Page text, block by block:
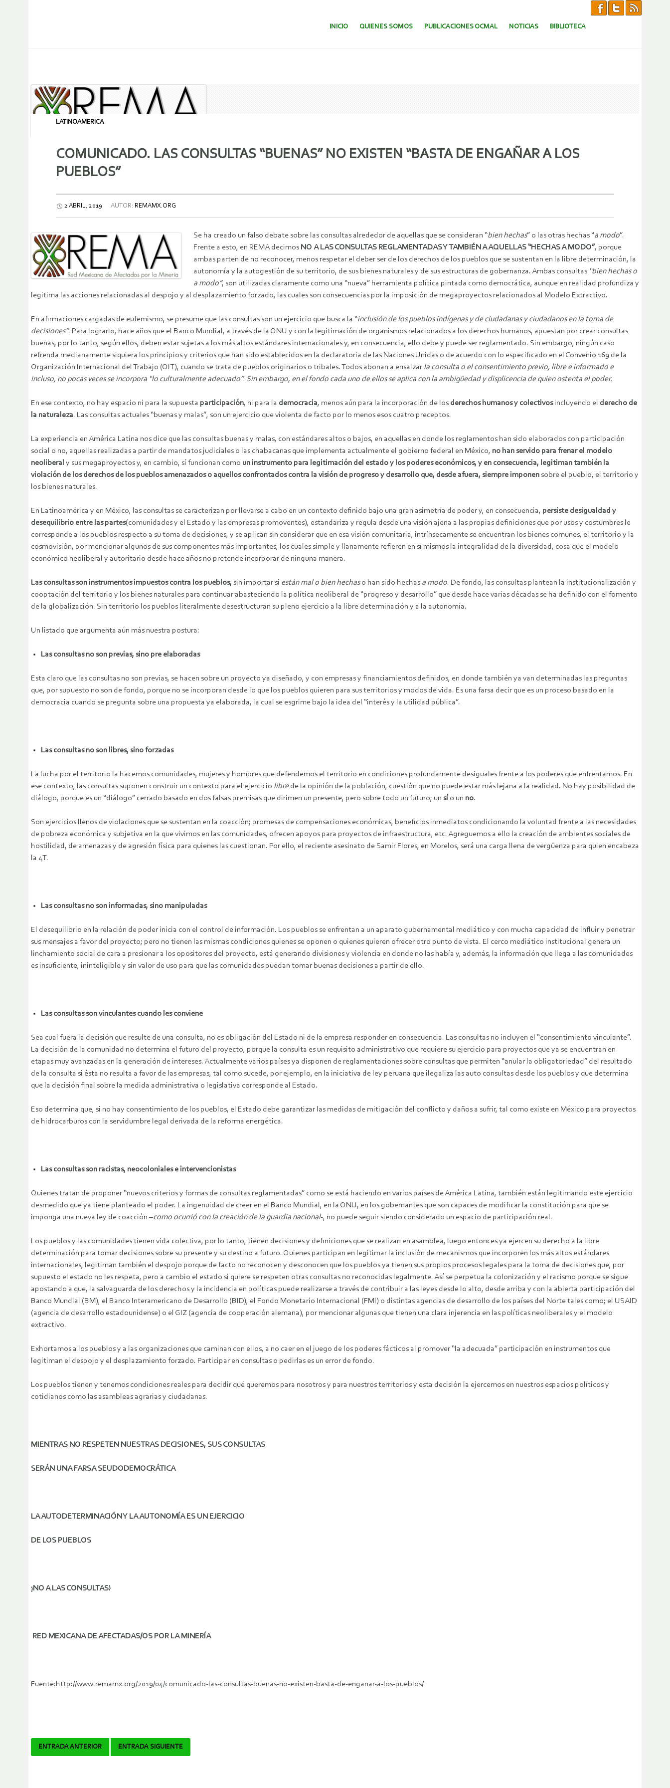
SALTAR AL CONTENIDO.
INICIO QUIENES SOMOS PUBLICACIONES OCMAL NOTICIAS BIBLIOTECA
LATINOAMERICA
COMUNICADO. LAS CONSULTAS “BUENAS” NO EXISTEN “BASTA DE ENGAÑAR A LOS
PUEBLOS”
2 ABRIL, 2019 AUTOR: REMAMX.ORG
Se ha creado un falso debate sobre las consultas alrededor de aquellas que se consideran “bien hechas” o las otras hechas “a modo”.
Frente a esto, en REMA decimos NO A LAS CONSULTAS REGLAMENTADAS Y TAMBIÉN A AQUELLAS “HECHAS A MODO”, porque
ambas parten de no reconocer, menos respetar el deber ser de los derechos de los pueblos que se sustentan en la libre determinación, la
autonomía y la autogestión de su territorio, de sus bienes naturales y de sus estructuras de gobernanza. Ambas consultas “bien hechas o
a modo”, son utilizadas claramente como una “nueva” herramienta política pintada como democrática, aunque en realidad profundiza y
legitima las acciones relacionadas al despojo y al desplazamiento forzado, las cuales son consecuencias por la imposición de megaproyectos relacionados al Modelo Extractivo.
En afirmaciones cargadas de eufemismo, se presume que las consultas son un ejercicio que busca la “inclusión de los pueblos indígenas y de ciudadanas y ciudadanos en la toma de
decisiones”. Para lograrlo, hace años que el Banco Mundial, a través de la ONU y con la legitimación de organismos relacionados a los derechos humanos, apuestan por crear consultas
buenas, por lo tanto, según ellos, deben estar sujetas a los más altos estándares internacionales y, en consecuencia, ello debe y puede ser reglamentado. Sin embargo, ningún caso
refrenda medianamente siquiera los principios y criterios que han sido establecidos en la declaratoria de las Naciones Unidas o de acuerdo con lo especificado en el Convenio 169 de la
Organización Internacional del Trabajo (OIT), cuando se trata de pueblos originarios o tribales. Todos abonan a ensalzar la consulta o el consentimiento previo, libre e informado e
incluso, no pocas veces se incorpora “lo culturalmente adecuado”. Sin embargo, en el fondo cada uno de ellos se aplica con la ambigüedad y displicencia de quien ostenta el poder.
En ese contexto, no hay espacio ni para la supuesta participación, ni para la democracia, menos aún para la incorporación de los derechos humanos y colectivosincluyendo el derecho de
la naturaleza. Las consultas actuales “buenas y malas”, son un ejercicio que violenta de facto por lo menos esos cuatro preceptos.
La experiencia en América Latina nos dice que las consultas buenas y malas, con estándares altos o bajos, en aquellas en donde los reglamentos han sido elaborados con participación
social o no, aquellas realizadas a partir de mandatos judiciales o las chabacanas que implementa actualmente el gobierno federal en México, no han servido para frenar el modelo
neoliberal y sus megaproyectos y, en cambio, sí funcionan como un instrumento para legitimación del estado y los poderes económicos, y en consecuencia, legitiman también la
violación de los derechos de los pueblos amenazados o aquellos confrontados contra la visión de progreso y desarrollo que, desde afuera, siempre imponen sobre el pueblo, el territorio y
los bienes naturales.
En Latinoamérica y en México, las consultas se caracterizan por llevarse a cabo en un contexto definido bajo una gran asimetría de poder y, en consecuencia, persiste desigualdad y
desequilibrio entre las partes(comunidades y el Estado y las empresas promoventes), estandariza y regula desde una visión ajena a las propias definiciones que por usos y costumbres le
corresponde a los pueblos respecto a su toma de decisiones, y se aplican sin considerar que en esa visión comunitaria, intrínsecamente se encuentran los bienes comunes, el territorio y la
cosmovisión, por mencionar algunos de sus componentes más importantes, los cuales simple y llanamente refieren en sí mismos la integralidad de la diversidad, cosa que el modelo
económico neoliberal y autoritario desde hace años no pretende incorporar de ninguna manera.
Las consultas son instrumentos impuestos contra los pueblos, sin importar si están mal o bien hechaso han sido hechas a modo. De fondo, las consultas plantean la institucionalización y
cooptación del territorio y los bienes naturales para continuar abasteciendo la política neoliberal de “progreso y desarrollo” que desde hace varias décadas se ha definido con el fomento
de la globalización. Sin territorio los pueblos literalmente desestructuran su pleno ejercicio a la libre determinación y a la autonomía.
Un listado que argumenta aún más nuestra postura:
Las consultas no son previas, sino pre elaboradas
Esta claro que las consultas no son previas, se hacen sobre un proyecto ya diseñado, y con empresas y financiamientos definidos, en donde también ya van determinadas las preguntas
que, por supuesto no son de fondo, porque no se incorporan desde lo que los pueblos quieren para sus territorios y modos de vida. Es una farsa decir que es un proceso basado en la
democracia cuando se pregunta sobre una propuesta ya elaborada, la cual se esgrime bajo la idea del “interés y la utilidad pública”.
Las consultas no son libres, sino forzadas
La lucha por el territorio la hacemos comunidades, mujeres y hombres que defendemos el territorio en condiciones profundamente desiguales frente a los poderes que enfrentamos. En
ese contexto, las consultas suponen construir un contexto para el ejercicio librede la opinión de la población, cuestión que no puede estar más lejana a la realidad. No hay posibilidad de
diálogo, porque es un “diálogo” cerrado basado en dos falsas premisas que dirimen un presente, pero sobre todo un futuro; un sí o un no.
Son ejercicios llenos de violaciones que se sustentan en la coacción; promesas de compensaciones económicas, beneficios inmediatos condicionando la voluntad frente a las necesidades
de pobreza económica y subjetiva en la que vivimos en las comunidades, ofrecen apoyos para proyectos de infraestructura, etc. Agreguemos a ello la creación de ambientes sociales de
hostilidad, de amenazas y de agresión física para quienes las cuestionan. Por ello, el reciente asesinato de Samir Flores, en Morelos, será una carga llena de vergüenza para quien encabeza
la 4T.
Las consultas no son informadas, sino manipuladas
El desequilibrio en la relación de poder inicia con el control de información. Los pueblos se enfrentan a un aparato gubernamental mediático y con mucha capacidad de influir y penetrar
sus mensajes a favor del proyecto; pero no tienen las mismas condiciones quienes se oponen o quienes quieren ofrecer otro punto de vista. El cerco mediático institucional genera un
linchamiento social de cara a presionar a los opositores del proyecto, está generando divisiones y violencia en donde no las había y, además, la información que llega a las comunidades
es insuficiente, ininteligible y sin valor de uso para que las comunidades puedan tomar buenas decisiones a partir de ello.
Las consultas son vinculantes cuando les conviene
Sea cual fuera la decisión que resulte de una consulta, no es obligación del Estado ni de la empresa responder en consecuencia. Las consultas no incluyen el “consentimiento vinculante”.
La decisión de la comunidad no determina el futuro del proyecto, porque la consulta es un requisito administrativo que requiere su ejercicio para proyectos que ya se encuentran en
etapas muy avanzadas en la generación de intereses. Actualmente varios países ya disponen de reglamentaciones sobre consultas que permiten “anular la obligatoriedad” del resultado
de la consulta si ésta no resulta a favor de las empresas, tal como sucede, por ejemplo, en la iniciativa de ley peruana que ilegaliza las auto consultas desde los pueblos y que determina
que la decisión final sobre la medida administrativa o legislativa corresponde al Estado.
Eso determina que, si no hay consentimiento de los pueblos, el Estado debe garantizar las medidas de mitigación del conflicto y daños a sufrir, tal como existe en México para proyectos
de hidrocarburos con la servidumbre legal derivada de la reforma energética.
Las consultas son racistas, neocoloniales e intervencionistas
Quienes tratan de proponer “nuevos criterios y formas de consultas reglamentadas” como se está haciendo en varios países de América Latina, también están legitimando este ejercicio
desmedido que ya tiene planteado el poder. La ingenuidad de creer en el Banco Mundial, en la ONU, en los gobernantes que son capaces de modificar la constitución para que se
imponga una nueva ley de coacción –como ocurrió con la creación de la guardia nacional-, no puede seguir siendo considerado un espacio de participación real.
Los pueblos y las comunidades tienen vida colectiva, por lo tanto, tienen decisiones y definiciones que se realizan en asamblea, luego entonces ya ejercen su derecho a la libre
determinación para tomar decisiones sobre su presente y su destino a futuro. Quienes participan en legitimar la inclusión de mecanismos que incorporen los más altos estándares
internacionales, legitiman también el despojo porque de facto no reconocen y desconocen que los pueblos ya tienen sus propios procesos legales para la toma de decisiones que, por
supuesto el estado no les respeta, pero a cambio el estado si quiere se respeten otras consultas no reconocidas legalmente. Así se perpetua la colonización y el racismo porque se sigue
apostando a que, la salvaguarda de los derechos y la incidencia en políticas puede realizarse a través de contribuir a las leyes desde lo alto, desde arriba y con la abierta participación del
Banco Mundial (BM), el Banco Interamericano de Desarrollo (BID), el Fondo Monetario Internacional (FMI) o distintas agencias de desarrollo de los países del Norte tales como; el USAID
(agencia de desarrollo estadounidense) o el GIZ (agencia de cooperación alemana), por mencionar algunas que tienen una clara injerencia en las políticas neoliberales y el modelo
extractivo.
Exhortamos a los pueblos y a las organizaciones que caminan con ellos, a no caer en el juego de los poderes fácticos al promover “la adecuada” participación en instrumentos que
legitiman el despojo y el desplazamiento forzado. Participar en consultas o pedirlas es un error de fondo.
Los pueblos tienen y tenemos condiciones reales para decidir qué queremos para nosotros y para nuestros territorios y esta decisión la ejercemos en nuestros espacios políticos y
cotidianos como las asambleas agrarias y ciudadanas.
MIENTRAS NO RESPETEN NUESTRAS DECISIONES, SUS CONSULTAS
SERÁN UNA FARSA SEUDODEMOCRÁTICA
LA AUTODETERMINACIÓN Y LA AUTONOMÍA ES UN EJERCICIO
DE LOS PUEBLOS
¡NO A LAS CONSULTAS!
RED MEXICANA DE AFECTADAS/OS POR LA MINERÍA
Fuente:http://www.remamx.org/2019/04/comunicado-las-consultas-buenas-no-existen-basta-de-enganar-a-los-pueblos/
Navegador
ENTRADA ANTERIOR ENTRADA SIGUIENTE